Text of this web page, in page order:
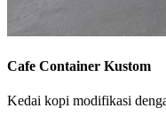
Cafe Container Kustom
Kedai kopi modifikasi